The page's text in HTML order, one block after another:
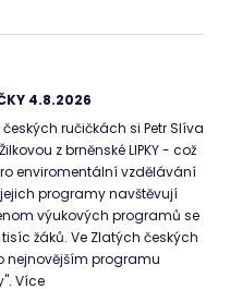
4.8.2026
ručičkách si Petr Slíva
z brněnské LIPKY - což
enviromentální vzdělávání
jejich programy navštěvují
výukových programů se
žáků. Ve Zlatých českých
nejnovějším programu
Více